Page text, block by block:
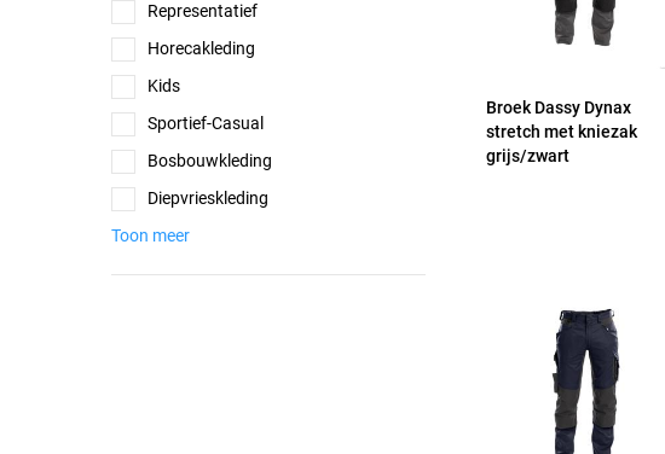
Representatief
Horecakleding
Kids
Sportief-Casual
Bosbouwkleding
Diepvrieskleding
Toon meer
Broek Dassy Dynax
stretch met kniezak
grijs/zwart